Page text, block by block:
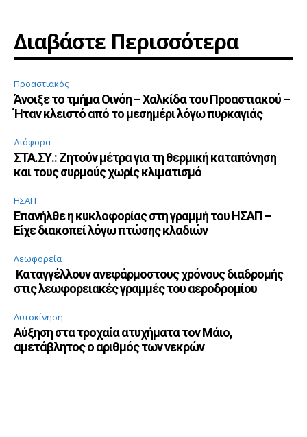
Διαβάστε Περισσότερα
Προαστιακός
Άνοιξε το τμήμα Οινόη – Χαλκίδα του Προαστιακού –
Ήταν κλειστό από το μεσημέρι λόγω πυρκαγιάς
Διάφορα
ΣΤΑ.ΣΥ.: Ζητούν μέτρα για τη θερμική καταπόνηση
και τους συρμούς χωρίς κλιματισμό
ΗΣΑΠ
Επανήλθε η κυκλοφορίας στη γραμμή του ΗΣΑΠ –
Είχε διακοπεί λόγω πτώσης κλαδιών
Λεωφορεία
Καταγγέλλουν ανεφάρμοστους χρόνους διαδρομής
στις λεωφορειακές γραμμές του αεροδρομίου
Αυτοκίνηση
Αύξηση στα τροχαία ατυχήματα τον Μάιο,
αμετάβλητος ο αριθμός των νεκρών